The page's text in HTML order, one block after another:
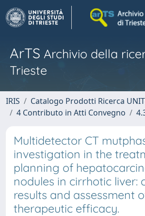
ArTS Archivio della
Trieste
IRIS
Catalogo Prodotti Ricerca
4 Contributo in Atti Convegno
Multidetector CT
investigation in the
planning of
nodules in cirrhotic liver:
results and assessment
therapeutic efficacy.